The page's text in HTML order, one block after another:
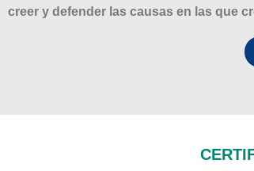
creer y defender las causas en las que